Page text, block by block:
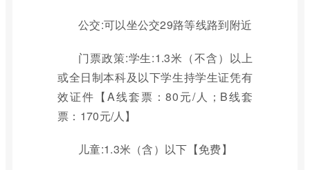
公交:可以坐公交29路等线路到附近
门票政策:学生:1.3米（不含）以上
或全日制本科及以下学生持学生证凭有
效证件【A线套票：80元/人；B线套
票：170元/人】
儿童:1.3米（含）以下【免费】